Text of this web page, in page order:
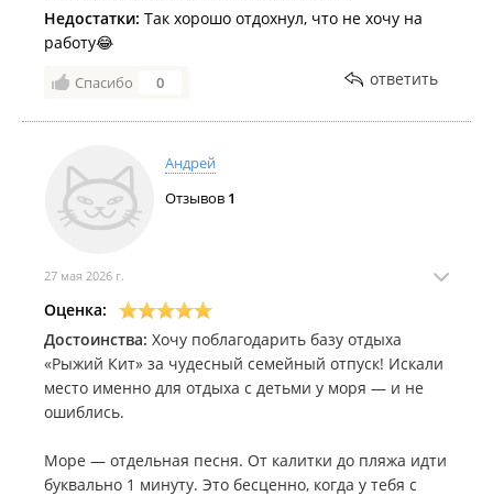
Недостатки: Так хорошо отдохнул, что не хочу на
работу😂
Спасибо 0 ответить
Андрей
Отзывов 1
27 мая 2026 г.
Оценка:
Достоинства: Хочу поблагодарить базу отдыха
«Рыжий Кит» за чудесный семейный отпуск! Искали
место именно для отдыха с детьми у моря — и не
ошиблись.
Море — отдельная песня. От калитки до пляжа идти
буквально 1 минуту. Это бесценно, когда у тебя с